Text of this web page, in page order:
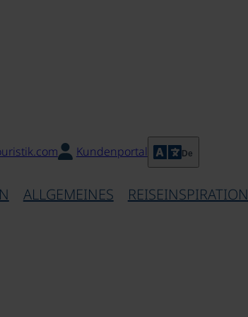
Kundenportal De
ALLGEMEINES REISEINSPIRATION